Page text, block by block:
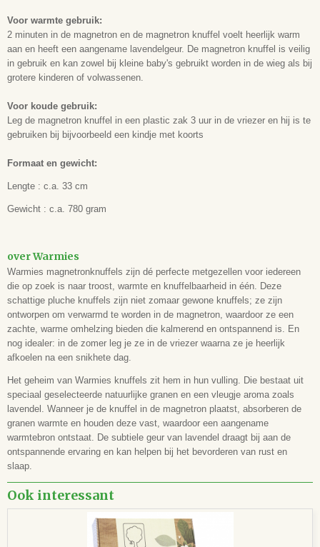
Voor warmte gebruik:
2 minuten in de magnetron en de magnetron knuffel voelt heerlijk warm
aan en heeft een aangename lavendelgeur. De magnetron knuffel is veilig
in gebruik en kan zowel bij kleine baby's gebruikt worden in de wieg als bij
grotere kinderen of volwassenen.
Voor koude gebruik:
Leg de magnetron knuffel in een plastic zak 3 uur in de vriezer en hij is te
gebruiken bij bijvoorbeeld een kindje met koorts
Formaat en gewicht:
Lengte : c.a. 33 cm
Gewicht : c.a. 780 gram
over Warmies
Warmies magnetronknuffels zijn dé perfecte metgezellen voor iedereen
die op zoek is naar troost, warmte en knuffelbaarheid in één. Deze
schattige pluche knuffels zijn niet zomaar gewone knuffels; ze zijn
ontworpen om verwarmd te worden in de magnetron, waardoor ze een
zachte, warme omhelzing bieden die kalmerend en ontspannend is. En
nog idealer: in de zomer leg je ze in de vriezer waarna ze je heerlijk
afkoelen na een snikhete dag.
Het geheim van Warmies knuffels zit hem in hun vulling. Die bestaat uit
speciaal geselecteerde natuurlijke granen en een vleugje aroma zoals
lavendel. Wanneer je de knuffel in de magnetron plaatst, absorberen de
granen warmte en houden deze vast, waardoor een aangename
warmtebron ontstaat. De subtiele geur van lavendel draagt bij aan de
ontspannende ervaring en kan helpen bij het bevorderen van rust en
slaap.
Ook interessant